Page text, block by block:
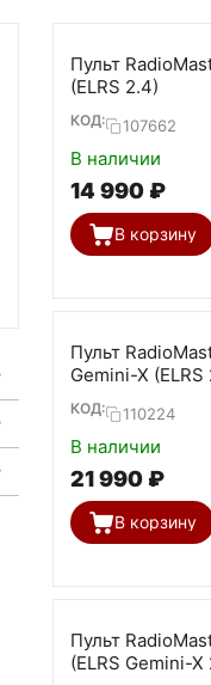
Пульт
(ELRS 2.4)
КОД: 107662
В наличии
14 990 ₽
В корзину
Пульт
Gemini-X
КОД: 110224
В наличии
21 990 ₽
В корзину
Пульт
(ELRS Gemini-X